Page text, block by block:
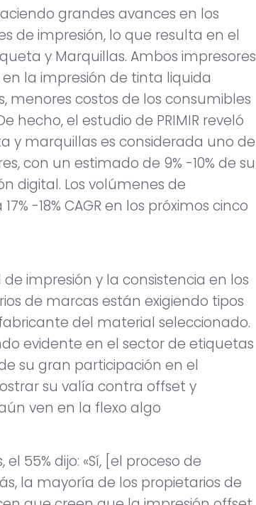
grandes avances en los
de impresión, lo que resulta en el
y Marquillas. Ambos impresores
la impresión de tinta liquida
costos de los consumibles
hecho, el estudio de PRIMIR reveló
y marquillas es considerada uno de
con un estimado de 9% -10% de su
digital. Los volúmenes de
-18% CAGR en los próximos cinco
impresión y la consistencia en los
de marcas están exigiendo tipos
del material seleccionado.
evidente en el sector de etiquetas
su gran participación en el
su valía contra offset y
ven en la flexo algo
55% dijo: «Sí, [el proceso de
la mayoría de los propietarios de